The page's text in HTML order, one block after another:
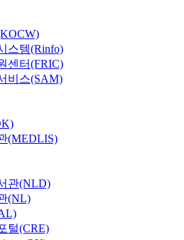
스템(Rinfo)
센터(FRIC)
비스(SAM)
(MEDLIS)
관(NLD)
(NL)
털(CRE)